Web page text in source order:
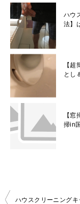
ハウ
法】
【
とし
【
掃in
投